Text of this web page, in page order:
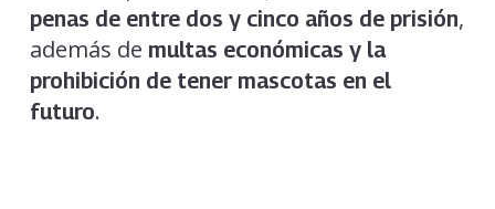
penas de entre dos y cinco años de prisión,
además de multas económicas y la
prohibición de tener mascotas en el
futuro.